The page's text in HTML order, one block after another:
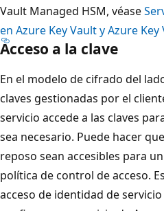
Vault Managed HSM, véase
en Azure Key Vault y Azure
Acceso a la clave
En el modelo de cifrado del
claves gestionadas por el
servicio accede a las claves
sea necesario. Puede hacer
reposo sean accesibles para
política de control de acceso.
acceso de identidad de